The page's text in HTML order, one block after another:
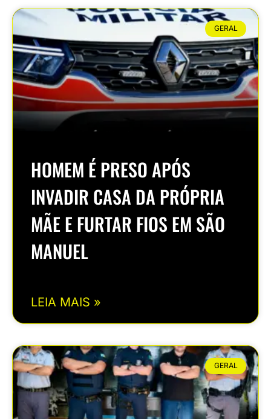
GERAL
HOMEM É PRESO APÓS
INVADIR CASA DA PRÓPRIA
MÃE E FURTAR FIOS EM SÃO
MANUEL
LEIA MAIS »
GERAL